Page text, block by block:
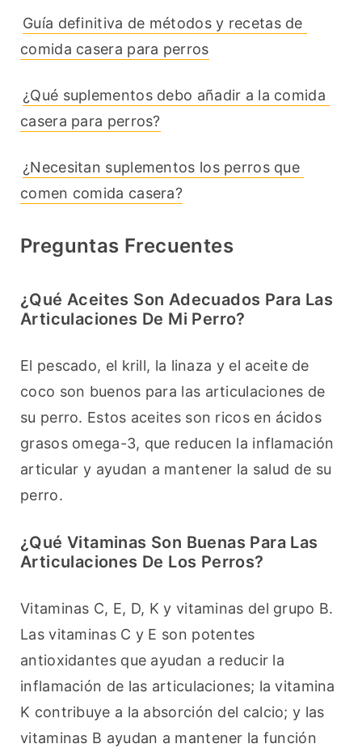
Guía definitiva de métodos y recetas de
comida casera para perros
¿Qué suplementos debo añadir a la comida
casera para perros?
¿Necesitan suplementos los perros que
comen comida casera?
Preguntas Frecuentes
¿Qué Aceites Son Adecuados Para Las
Articulaciones De Mi Perro?
El pescado, el krill, la linaza y el aceite de
coco son buenos para las articulaciones de
su perro. Estos aceites son ricos en ácidos
grasos omega-3, que reducen la inflamación
articular y ayudan a mantener la salud de su
perro.
¿Qué Vitaminas Son Buenas Para Las
Articulaciones De Los Perros?
Vitaminas C, E, D, K y vitaminas del grupo B.
Las vitaminas C y E son potentes
antioxidantes que ayudan a reducir la
inflamación de las articulaciones; la vitamina
K contribuye a la absorción del calcio; y las
vitaminas B ayudan a mantener la función